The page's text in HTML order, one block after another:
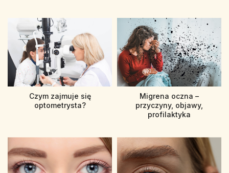
Czym zajmuje się
optometrysta?
Migrena oczna –
przyczyny, objawy,
profilaktyka